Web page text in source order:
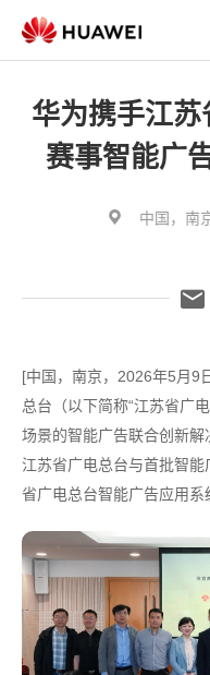
华为携手江
赛事智能广
中国，南
[中国，南京，2026年5月9
总台（以下简称“江苏省广
场景的智能广告联合创新
江苏省广电总台与首批智
省广电总台智能广告应用系